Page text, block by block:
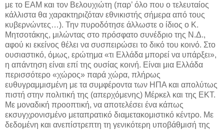
με το ΕΑΜ και τον Βελουχιώτη (παρ’ όλο που ο τελευταίος
κάλλιστα θα χαρακτηριζόταν εθνικιστής σήμερα από τους
κυβερνώντες…). Την πυροδότησε άλλωστε ο ίδιος ο Κ.
Μητσοτάκης, μιλώντας στο πρόσφατο συνέδριο της Ν.Δ.,
αφού κι εκείνος θέλει να συσπειρώσει το δικό του κοινό. Στο
ουσιαστικό, όμως, ερώτημα «τι Ελλάδα μπορεί να υπάρξει»,
η απάντηση είναι επί της ουσίας κοινή. Είναι μια Ελλάδα
περισσότερο «χώρος» παρά χώρα, πλήρως
ευθυγραμμισμένη με τα συμφέροντα των ΗΠΑ και απολύτως
πιστή στην πολιτική της (απερχόμενης) Μέρκελ και της ΕΚΤ.
Με μοναδική προοπτική, να αποτελέσει ένα κάπως
εκσυγχρονισμένο μεταπρατικό διαμετακομιστικό κέντρο. Με
δεδομένη και ανεπίστρεπτη τη γενικότερη υποβάθμισή της